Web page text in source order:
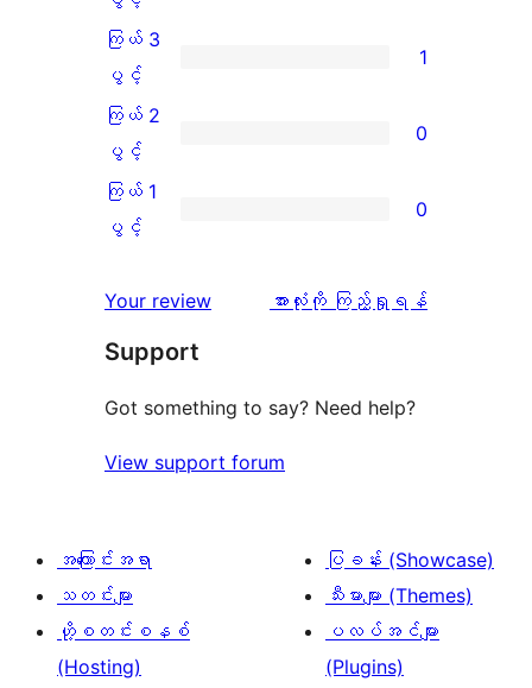
အဆင့်
သုံးသပ်
4
ပွင့်
အဆင့်
သုံးသပ်
ကြယ်
3
ပွင့်
အဆင့်
သုံးသပ်
ကြယ် 3
ပွင့်
1
ကြယ်
2
ပွင့်
သုံးသပ်
0
စောင်
ကြယ် 2
ပွင့်
0
ကြယ်
ပွင့်
သုံးသပ်
ချက်
စောင်
ကြယ် 1
ပွင့်
0
Your review
သုံးသပ်
အားလုံးကို ကြည့်ရှုရန်
Support
Got something to say? Need help?
View support forum
အကြောင်းအရာ
သတင်းများ
ဟို့စတင်းစနစ်
(Hosting)
ပြခန်း (Showcase)
သီးမားများ (Themes)
ပလပ်အင်များ
(Plugins)